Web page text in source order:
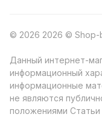
© 2026 2026 © Shop-
Данный интернет-
информационный
информационные
не являются
положениями